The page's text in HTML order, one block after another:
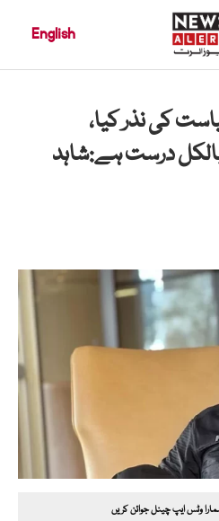
English
کی نذر کیا،
درست ہے:شاہد
وٹس ایپ چینل جوائن کریں